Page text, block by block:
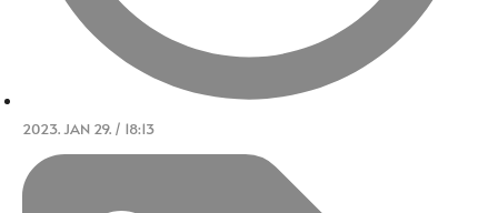
2023. JAN 29. / 18:13